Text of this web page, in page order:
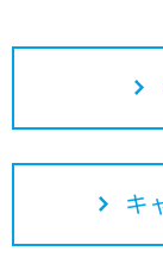
キ